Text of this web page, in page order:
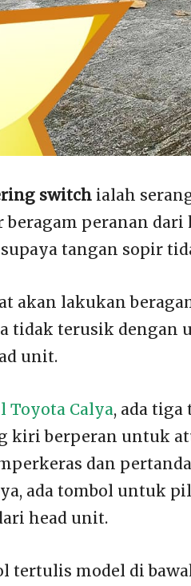
switch ialah
peranan dari
tangan sopir
akan lakukan
tidak terusik dengan
unit.
Toyota Calya, ada tiga
kiri berperan untuk
dan
ada tombol untuk
head unit.
tertulis model di